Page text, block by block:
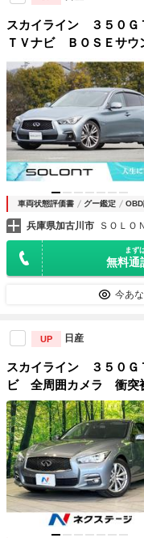
スカイライン ３５０
ＴＶナビ ＢＯＳＥサ
ター インテリジェント
ージェンシーブレーキ
シートヒーター 予備キ
車両状態評価書 グー鑑定
兵庫県加古川市 ＳＯＬＯ
まず
無料通
今あ
UP 日産
スカイライン ３５０
ビ 全周囲カメラ 衝突
ズ 禁煙車 レザーシー
マートキー ＬＥＤヘ
チアルミ 車線逸脱警報